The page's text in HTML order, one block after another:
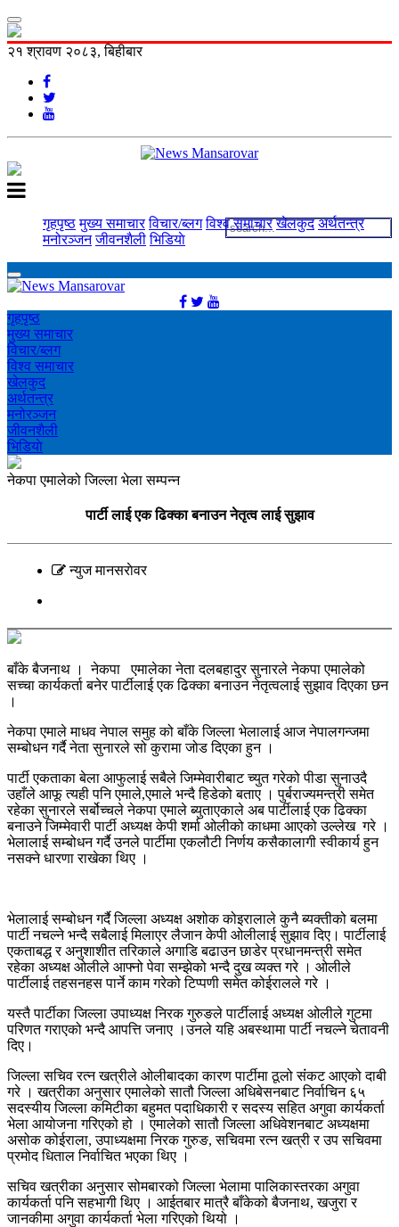
२१ श्रावण २०८३, बिहीबार
गृहपृष्ठ मुख्य समाचार विचार/ब्लग विश्व समाचार खेलकुद अर्थतन्त्र
मनोरञ्‍जन जीवनशैली भिडियाे
गृहपृष्ठ
मुख्य समाचार
विचार/ब्लग
विश्व समाचार
खेलकुद
अर्थतन्त्र
मनोरञ्‍जन
जीवनशैली
भिडियाे
नेकपा एमालेको जिल्ला भेला सम्पन्न
पार्टी लाई एक ढिक्का बनाउन नेतृत्व लाई सुझाव
न्युज मानसराेवर
बाँके बैजनाथ । नेकपा एमालेका नेता दलबहादुर सुनारले नेकपा एमालेको
सच्चा कार्यकर्ता बनेर पार्टीलाई एक ढिक्का बनाउन नेतृत्वलाई सुझाव दिएका छन
।
नेकपा एमाले माधव नेपाल समुह को बाँके जिल्ला भेलालाई आज नेपालगन्जमा
सम्बोधन गर्दै नेता सुनारले सो कुरामा जोड दिएका हुन ।
पार्टी एकताका बेला आफुलाई सबैले जिम्मेवारीबाट च्युत गरेको पीडा सुनाउदै
उहाँले आफू त्यही पनि एमाले,एमाले भन्दै हिडेको बताए । पुर्बराज्यमन्त्री समेत
रहेका सुनारले सर्बोच्चले नेकपा एमाले ब्युताएकाले अब पार्टीलाई एक ढिक्का
बनाउने जिम्मेवारी पार्टी अध्यक्ष केपी शर्मा ओलीको काधमा आएको उल्लेख गरे ।
भेलालाई सम्बोधन गर्दै उनले पार्टीमा एकलौटी निर्णय कसैकालागी स्वीकार्य हुन
नसक्ने धारणा राखेका थिए ।
भेलालाई सम्बोधन गर्दै जिल्ला अध्यक्ष अशोक कोइरालाले कुनै ब्यक्तीको बलमा
पार्टी नचल्ने भन्दै सबैलाई मिलाएर लैजान केपी ओलीलाई सुझाव दिए। पार्टीलाई
एकताबद्ध र अनुशाशीत तरिकाले अगाडि बढाउन छाडेर प्रधानमन्त्री समेत
रहेका अध्यक्ष ओलीले आफ्नो पेवा सम्झेको भन्दै दुख व्यक्त गरे । ओलीले
पार्टीलाई तहसनहस पार्ने काम गरेको टिप्पणी समेत कोईरालले गरे ।
यस्तै पार्टीका जिल्ला उपाध्यक्ष निरक गुरुङले पार्टीलाई अध्यक्ष ओलीले गुटमा
परिणत गराएको भन्दै आपत्ति जनाए ।उनले यहि अबस्थामा पार्टी नचल्ने चेतावनी
दिए।
जिल्ला सचिव रत्न खत्रीले ओलीबादका कारण पार्टीमा ठूलो संंकट आएको दाबी
गरे । खत्रीका अनुसार एमालेको सातौ जिल्ला अधिबेसनबाट निर्वाचिन ६५
सदस्यीय जिल्ला कमिटीका बहुमत पदाधिकारी र सदस्य सहित अगुवा कार्यकर्ता
भेला आयोजना गरिएको हो । एमालेको सातौ जिल्ला अधिवेशनबाट अध्यक्षमा
असोक कोईराला, उपाध्यक्षमा निरक गुरुङ, सचिवमा रत्न खत्री र उप सचिवमा
प्रमोद धिताल निर्वाचित भएका थिए ।
सचिव खत्रीका अनुसार सोमबारको जिल्ला भेलामा पालिकास्तरका अगुवा
कार्यकर्ता पनि सहभागी थिए । आईतबार मात्रै बाँकेको बैजनाथ, खजुरा र
जानकीमा अगुवा कार्यकर्ता भेला गरिएको थियो ।